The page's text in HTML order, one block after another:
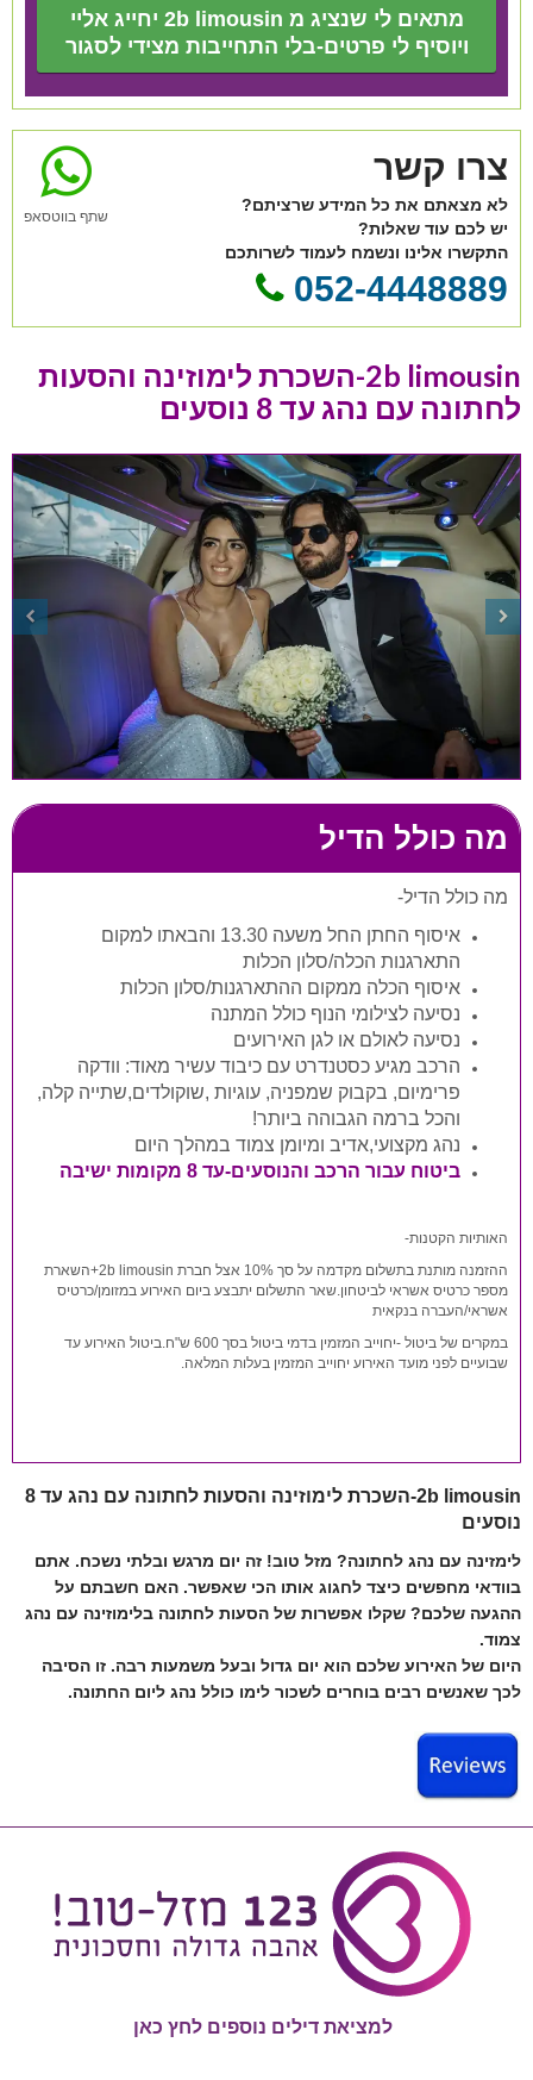
מתאים לי שנציג מ 2b limousin יחייג אליי
ויוסיף לי פרטים-בלי התחייבות מצידי לסגור
שתף בווטסאפ
צרו קשר
לא מצאתם את כל המידע שרציתם?
יש לכם עוד שאלות?
התקשרו אלינו ונשמח לעמוד לשרותכם
052-4448889
2b limousin-השכרת לימוזינה והסעות
לחתונה עם נהג עד 8 נוסעים
מה כולל הדיל
מה כולל הדיל-
איסוף החתן החל משעה 13.30 והבאתו למקום
התארגנות הכלה/סלון הכלות
איסוף הכלה ממקום ההתארגנות/סלון הכלות
נסיעה לצילומי הנוף כולל המתנה
נסיעה לאולם או לגן האירועים
הרכב מגיע כסטנדרט עם כיבוד עשיר מאוד: וודקה
פרימיום, בקבוק שמפניה, עוגיות ,שוקולדים,שתייה קלה,
והכל ברמה הגבוהה ביותר!
נהג מקצועי,אדיב ומיומן צמוד במהלך היום
ביטוח עבור הרכב והנוסעים-עד 8 מקומות ישיבה
האותיות הקטנות-
ההזמנה מותנת בתשלום מקדמה על סך 10% אצל חברת 2b limousin+השארת
מספר כרטיס אשראי לביטחון.שאר התשלום יתבצע ביום האירוע במזומן/כרטיס
אשראי/העברה בנקאית
במקרים של ביטול
-יחוייב המזמין בדמי ביטול בסך 600 ש"ח.ביטול האירוע עד
שבועיים לפני מועד האירוע יחוייב המזמין בעלות המלאה.
2b limousin-השכרת לימוזינה והסעות לחתונה עם נהג עד 8
נוסעים
לימזינה עם נהג לחתונה? מזל טוב! זה יום מרגש ובלתי נשכח. אתם
בוודאי מחפשים כיצד לחגוג אותו הכי שאפשר. האם חשבתם על
ההגעה שלכם? שקלו אפשרות של הסעות לחתונה בלימוזינה עם נהג
צמוד.
היום של האירוע שלכם הוא יום גדול ובעל משמעות רבה. זו הסיבה
לכך שאנשים רבים בוחרים לשכור לימו כולל נהג ליום החתונה.
למציאת דילים נוספים לחץ כאן